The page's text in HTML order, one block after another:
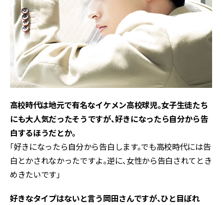
――高校時代は地元で有名なイケメン高校球児。女子生徒たち
にも大人気だったそうですが、好きになったら自分から告
白するほうだとか。
「好きになったら自分から告白します。でも高校時代には告
白とかされなかったですよ。逆に、女性から告白されてとき
めきたいです」
――好きなタイプはないと言う岡田さんですが、ひと目ぼれ